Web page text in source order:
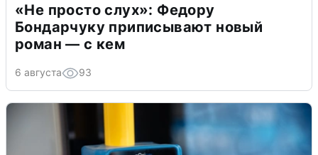
«Не просто слух»: Федору
Бондарчуку приписывают новый
роман — с кем
6 августа 93